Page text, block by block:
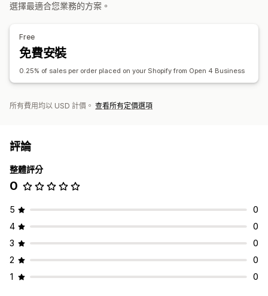
選擇最適合您業務的方案。
Free
免費安裝
0.25% of sales per order placed on your Shopify from Open 4 Business
所有費用均以 USD 計價。 查看所有定價選項
評論
整體評分
0
5
0
4
0
3
0
2
0
1
0